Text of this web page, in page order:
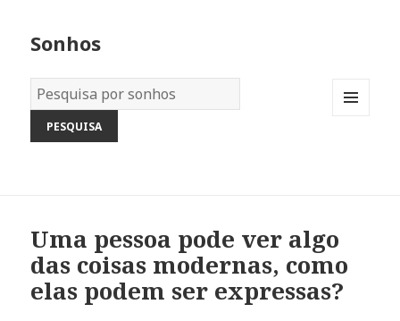
Sonhos
Dicionário
dos
Sonhos:
Uma pessoa pode ver algo
das coisas modernas, como
elas podem ser expressas?